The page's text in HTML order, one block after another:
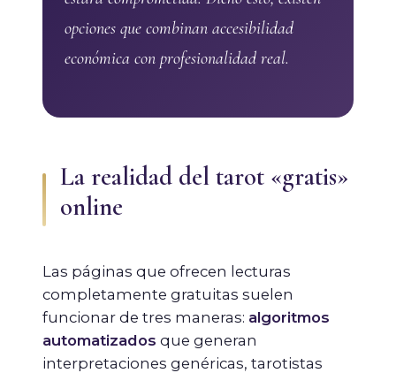
opciones que combinan accesibilidad
económica con profesionalidad real.
La realidad del tarot «gratis»
online
Las páginas que ofrecen lecturas
completamente gratuitas suelen
funcionar de tres maneras: algoritmos
automatizados que generan
interpretaciones genéricas, tarotistas